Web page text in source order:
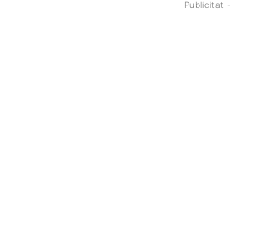
- Publicitat -